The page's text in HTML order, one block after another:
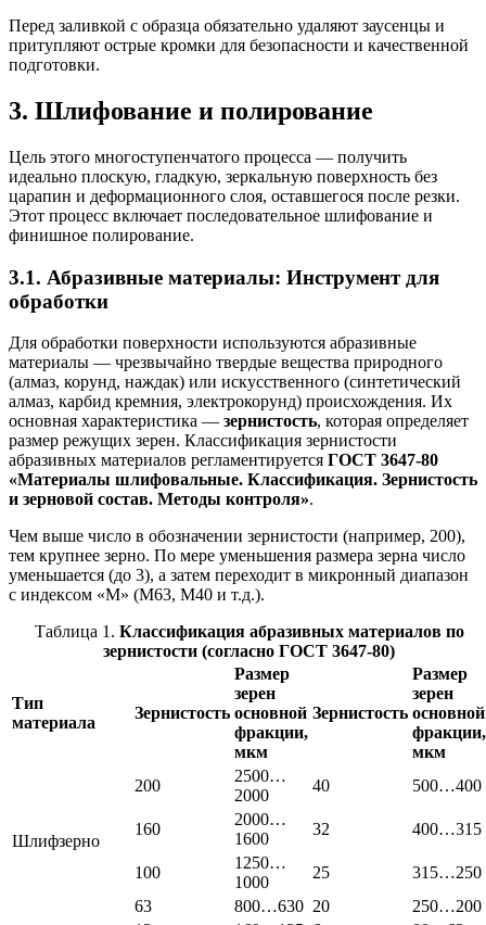
Перед заливкой с образца обязательно удаляют заусенцы и
притупляют острые кромки для безопасности и качественной
подготовки.
3. Шлифование и полирование
Цель этого многоступенчатого процесса — получить
идеально плоскую, гладкую, зеркальную поверхность без
царапин и деформационного слоя, оставшегося после резки.
Этот процесс включает последовательное шлифование и
финишное полирование.
3.1. Абразивные материалы: Инструмент для
обработки
Для обработки поверхности используются абразивные
материалы — чрезвычайно твердые вещества природного
(алмаз, корунд, наждак) или искусственного (синтетический
алмаз, карбид кремния, электрокорунд) происхождения. Их
основная характеристика — зернистость, которая определяет
размер режущих зерен. Классификация зернистости
абразивных материалов регламентируется ГОСТ 3647-80
«Материалы шлифовальные. Классификация. Зернистость
и зерновой состав. Методы контроля».
Чем выше число в обозначении зернистости (например, 200),
тем крупнее зерно. По мере уменьшения размера зерна число
уменьшается (до 3), а затем переходит в микронный диапазон
с индексом «М» (М63, М40 и т.д.).
Таблица 1. Классификация абразивных материалов по
зернистости (согласно ГОСТ 3647-80)
Тип
материала
Зернистость
Размер
зерен
основной
фракции,
мкм
Зернистость
Размер
зерен
основной
фракции,
мкм
Шлифзерно
200
2500…
2000
40 500…400
160
2000…
1600
32 400…315
100
1250…
1000
25
315…250
63
800…630 20
250…200